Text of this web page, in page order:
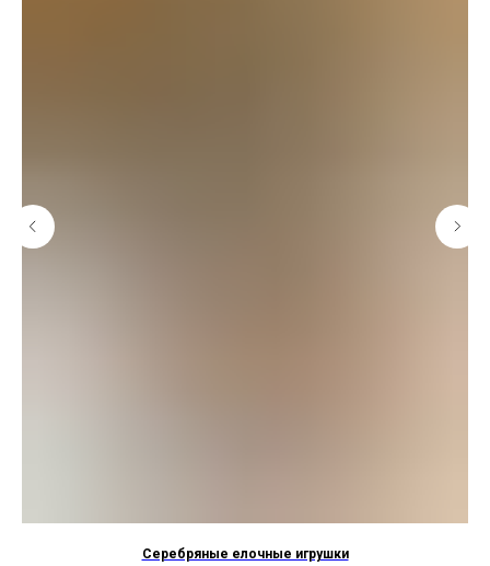
Серебряные елочные игрушки